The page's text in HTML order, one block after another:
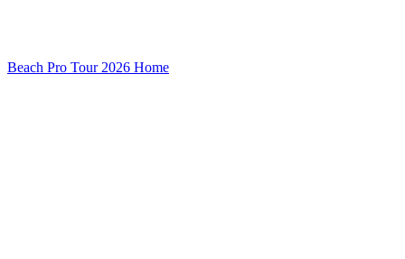
Beach Pro Tour 2026 Home